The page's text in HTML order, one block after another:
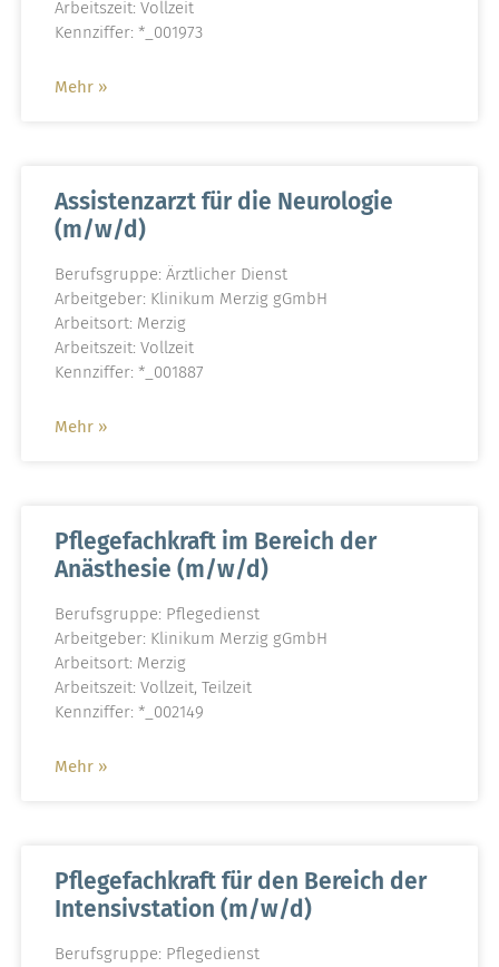
Arbeitszeit: Vollzeit
Kennziffer: *_001973
Mehr »
Assistenzarzt für die Neurologie
(m/w/d)
Berufsgruppe: Ärztlicher Dienst
Arbeitgeber: Klinikum Merzig gGmbH
Arbeitsort: Merzig
Arbeitszeit: Vollzeit
Kennziffer: *_001887
Mehr »
Pflegefachkraft im Bereich der
Anästhesie (m/w/d)
Berufsgruppe: Pflegedienst
Arbeitgeber: Klinikum Merzig gGmbH
Arbeitsort: Merzig
Arbeitszeit: Vollzeit, Teilzeit
Kennziffer: *_002149
Mehr »
Pflegefachkraft für den Bereich der
Intensivstation (m/w/d)
Berufsgruppe: Pflegedienst